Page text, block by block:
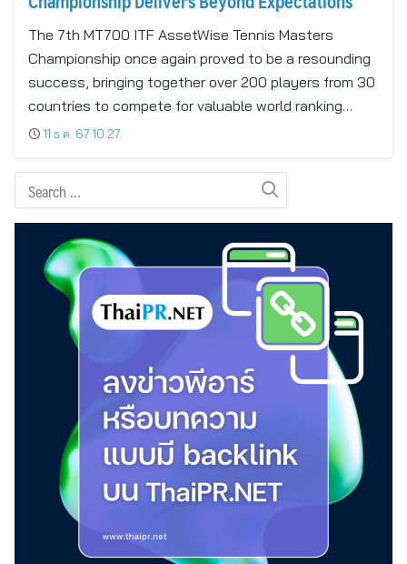
The 7th MT700 ITF AssetWise Tennis Masters
Championship once again proved to be a resounding
success, bringing together over 200 players from 30
countries to compete for valuable world ranking…
11 ธ.ค. 67 10:27